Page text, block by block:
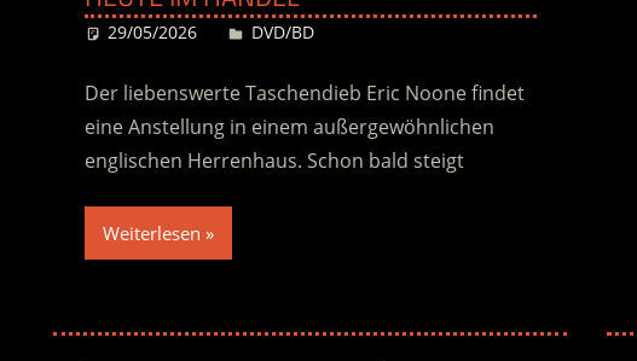
29/05/2026 Desiree
DVD/BD
Der liebenswerte Taschendieb Eric Noone findet
eine Anstellung in einem außergewöhnlichen
englischen Herrenhaus. Schon bald steigt
Weiterlesen